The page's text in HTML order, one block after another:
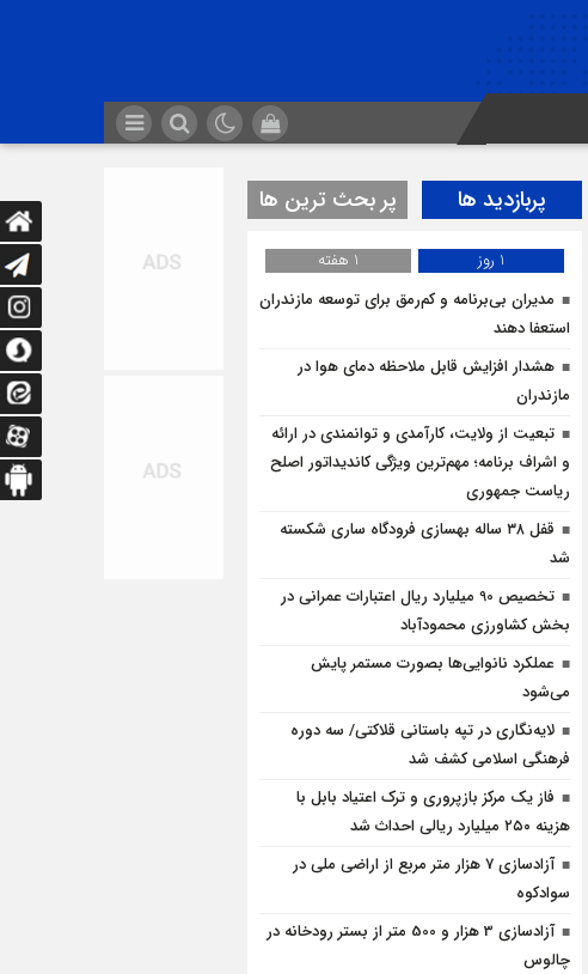
پربازدید ها پر بحث ترین ها
1 روز
1 هفته
مدیران بی‌برنامه و کم‌رمق برای توسعه مازندران
استعفا دهند
هشدار افزایش قابل ملاحظه دمای هوا در
مازندران
تبعیت از ولایت، کارآمدی و توانمندی در ارائه
و اشراف برنامه؛ مهم‌ترین ویژگی کاندیداتور اصلح
ریاست جمهوری
قفل ۳۸ ساله بهسازی فرودگاه ساری شکسته
شد
تخصیص 90 میلیارد ریال اعتبارات عمرانی در
بخش کشاورزی محمودآباد
عملکرد نانوایی‌ها بصورت مستمر پایش
می‌شود
لایه‌نگاری در تپه باستانی قلاکتی/ سه دوره
فرهنگی اسلامی کشف شد
فاز یک مرکز بازپروری و ترک اعتیاد بابل با
هزینه ۲۵۰ میلیارد ریالی احداث شد
آزادسازی 7 هزار متر مربع از اراضی ملی در
سوادکوه
آزادسازی 3 هزار و 500 متر از بستر رودخانه در
چالوس